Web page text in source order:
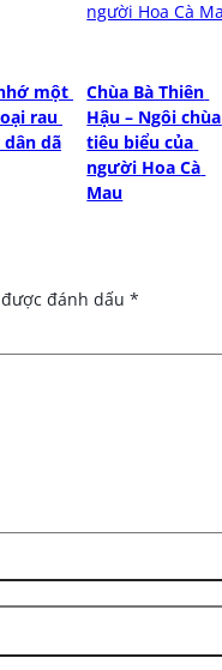
một
rau
dân dã
Chùa Bà Thiên
Hậu – Ngôi chùa
tiêu biểu của
người Hoa Cà
Mau
đánh dấu *